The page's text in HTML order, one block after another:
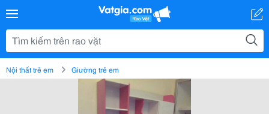
Nội thất trẻ em Giường trẻ em